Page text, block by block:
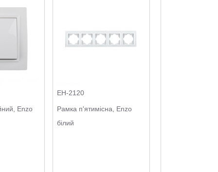
Enzo
EH-2120
Рамка п'ятимісна, Enzo
білий